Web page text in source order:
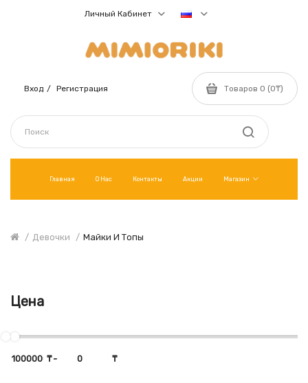
Личный Кабинет
Вход Регистрация Товаров 0 (0₸)
Главная О Нас Контакты Акции Магазин
Девочки Майки И Топы
Цена
₸- ₸